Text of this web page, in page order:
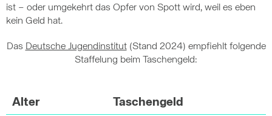
ist – oder umgekehrt das Opfer von Spott wird, weil es eben
kein Geld hat.
Das Deutsche Jugendinstitut(Stand 2024) empfiehlt folgende
Staffelung beim Taschengeld:
Alter Taschengeld